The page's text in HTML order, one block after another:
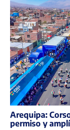
Arequipa:
permiso y